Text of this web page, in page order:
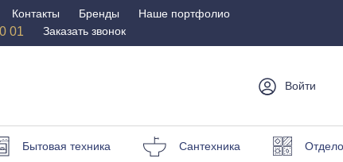
Контакты Бренды Наше портфолио
01 Заказать звонок
Войти
Бытовая техника Сантехника
стулья
спальни